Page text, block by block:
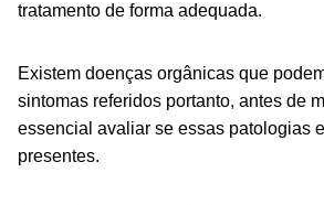
tratamento de forma adequada.
Existem doenças orgânicas que
sintomas referidos portanto, antes de
essencial avaliar se essas patologias
presentes.